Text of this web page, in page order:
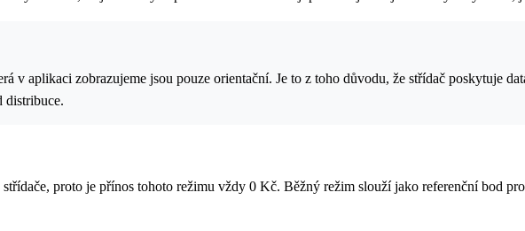
v aplikaci zobrazujeme jsou pouze orientační. Je to z toho důvodu, že střídač poskytuje
distribuce.
proto je přínos tohoto režimu vždy 0 Kč. Běžný režim slouží jako referenční bod